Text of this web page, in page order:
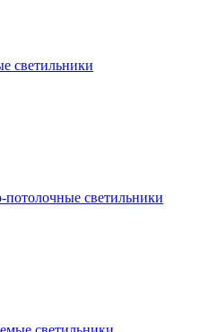
светильники
потолочные светильники